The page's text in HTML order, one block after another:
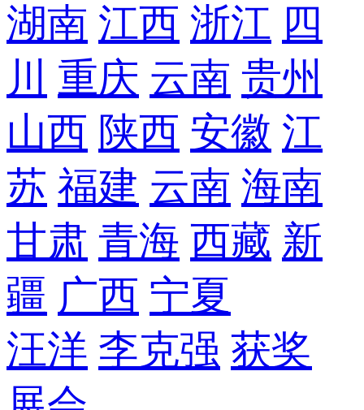
湖南 江西 浙江 四
川
重庆 云南 贵州
山西 陕西 安徽 江
苏 福建 云南 海南
甘肃 青海 西藏 新
疆 广西 宁夏
汪洋 李克强 获奖